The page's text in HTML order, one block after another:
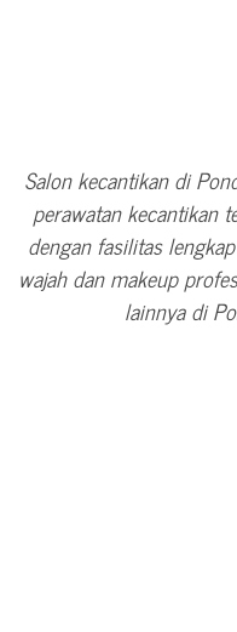
Salon kecantikan di
perawatan kecantikan
dengan fasilitas
wajah dan makeup
lainnya di